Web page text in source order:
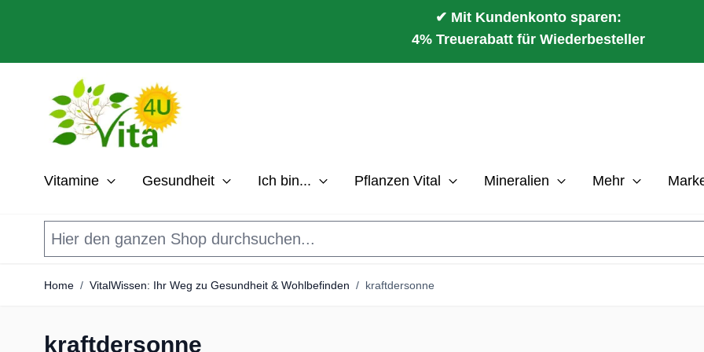
✔ Mit Kundenkonto sparen:
4% Treuerabatt für Wiederbesteller
Vitamine Gesundheit Ich bin... Pflanzen Vital Mineralien Mehr
Home / VitalWissen: Ihr Weg zu Gesundheit & Wohlbefinden / kraftdersonne
kraftdersonne